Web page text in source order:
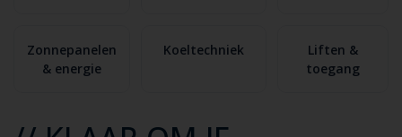
Zonnepanelen
& energie
Koeltechniek
Liften &
toegang